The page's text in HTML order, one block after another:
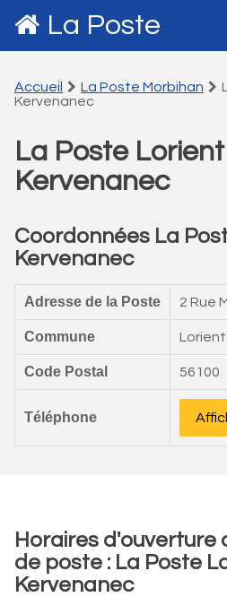
La Poste
Accueil La Poste Morbihan
Kervenanec
La Poste Lorient
Kervenanec
Coordonnées La
Kervenanec
Adresse de la Poste 2 Rue
Commune Lorient
Code Postal 56100
Téléphone
Horaires d'ouverture
de poste : La Poste
Kervenanec